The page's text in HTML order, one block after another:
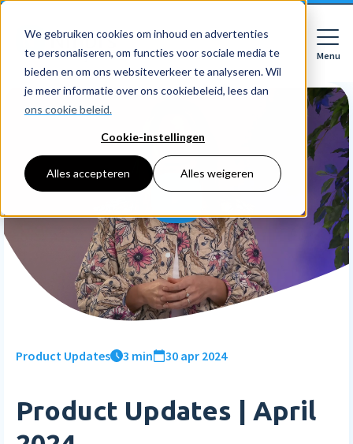
We gebruiken cookies om inhoud en advertenties
te personaliseren, om functies voor sociale media te
bieden en om ons websiteverkeer te analyseren. Wil
je meer informatie over ons cookiebeleid, lees dan
ons cookie beleid.
Cookie-instellingen
Alles accepteren Alles weigeren
Menu
Close
Softwarepakketten
Voor bedrijven
Voor accountants
Employee Self Service
Inloggen
Features
HR dashboards
HR workflows
Meer HR features »
Voor bedrijven
Voor accountants
Starten met Nmbrs
Ontdek
Resources
Blog
Bibliotheek
Klantverhalen
CareersLogin
Nederlands
Product Updates 3 min 30 apr 2024
Product Updates | April